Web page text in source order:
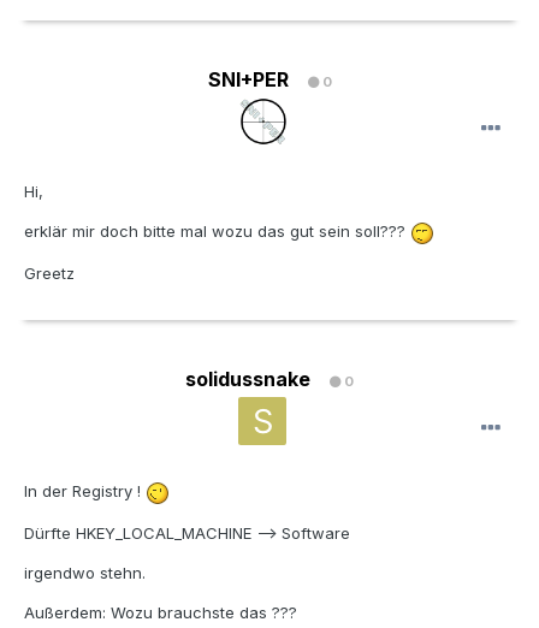
SNI+PER 0
Hi,
erklär mir doch bitte mal wozu das gut sein soll???
Greetz
solidussnake 0
In der Registry !
Dürfte HKEY_LOCAL_MACHINE --> Software
irgendwo stehn.
Außerdem: Wozu brauchste das ???